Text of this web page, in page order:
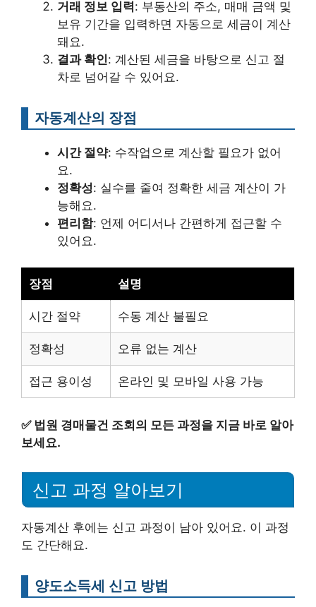
거래 정보 입력: 부동산의 주소, 매매 금액 및
보유 기간을 입력하면 자동으로 세금이 계산
돼요.
결과 확인: 계산된 세금을 바탕으로 신고 절
차로 넘어갈 수 있어요.
자동계산의 장점
시간 절약: 수작업으로 계산할 필요가 없어
요.
정확성: 실수를 줄여 정확한 세금 계산이 가
능해요.
편리함: 언제 어디서나 간편하게 접근할 수
있어요.
장점 설명
시간 절약 수동 계산 불필요
정확성 오류 없는 계산
접근 용이성 온라인 및 모바일 사용 가능
✅ 법원 경매물건 조회의 모든 과정을 지금 바로 알아
보세요.
신고 과정 알아보기
자동계산 후에는 신고 과정이 남아 있어요. 이 과정
도 간단해요.
양도소득세 신고 방법